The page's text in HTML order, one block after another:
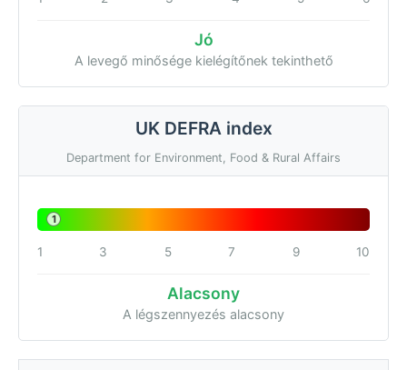
Jó
A levegő minősége kielégítőnek tekinthető
UK DEFRA index
Department for Environment, Food & Rural Affairs
1
1 3 5 7 9 10
Alacsony
A légszennyezés alacsony